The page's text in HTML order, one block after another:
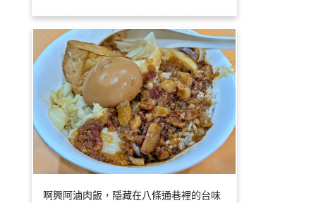
啊興阿滷肉飯，隱藏在八條通巷裡的台味